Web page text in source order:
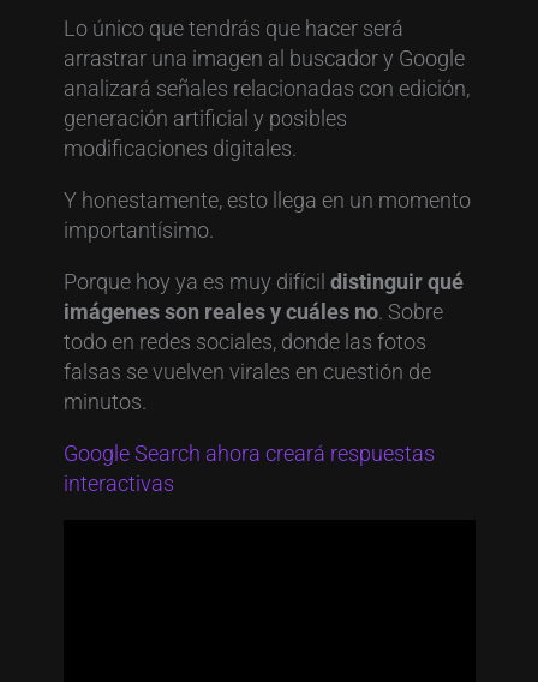
Lo único que tendrás que hacer será
arrastrar una imagen al buscador y Google
analizará señales relacionadas con edición,
generación artificial y posibles
modificaciones digitales.
Y honestamente, esto llega en un momento
importantísimo.
Porque hoy ya es muy difícil distinguir qué
imágenes son reales y cuáles no. Sobre
todo en redes sociales, donde las fotos
falsas se vuelven virales en cuestión de
minutos.
Google Search ahora creará respuestas
interactivas